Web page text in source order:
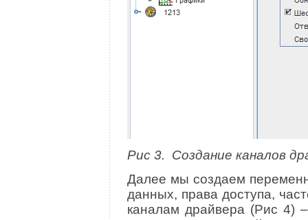
Рис 3. Создание каналов
Далее мы создаем
данных, права доступа,
каналам драйвера (Рис 4)